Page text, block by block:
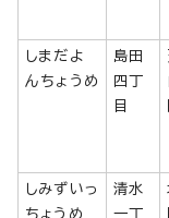
しまだよ
んちょうめ
島田
四丁
目
しみずいっ
ちょうめ
清水
一丁